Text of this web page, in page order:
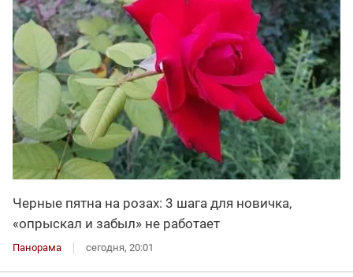
Черные пятна на розах: 3 шага для новичка,
«опрыскал и забыл» не работает
Панорама сегодня, 20:01